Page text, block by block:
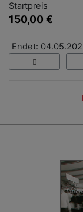
Startpreis
150,00 €
Endet: